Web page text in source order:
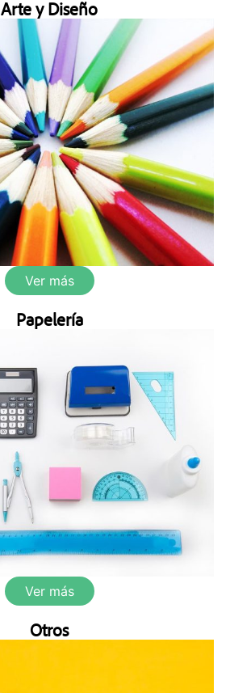
Arte y Diseño
Ver más
Papelería
Ver más
Otros